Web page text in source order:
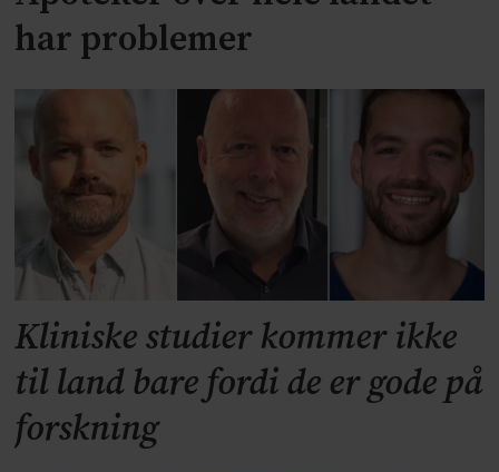
har problemer
Kliniske studier kommer ikke
til land bare fordi de er gode på
forskning